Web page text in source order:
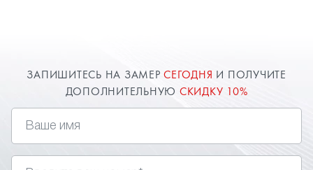
ЗАПИШИТЕСЬ НА ЗАМЕРСЕГОДНЯ И ПОЛУЧИТЕ
ДОПОЛНИТЕЛЬНУЮ СКИДКУ 10%